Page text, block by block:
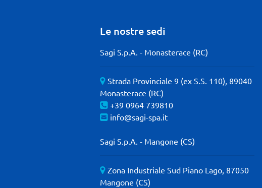
Le nostre sedi
Sagi S.p.A. - Monasterace (RC)
Strada Provinciale 9 (ex S.S. 110), 89040
Monasterace (RC)
+39 0964 739810
info@sagi-spa.it
Sagi S.p.A. - Mangone (CS)
Zona Industriale Sud Piano Lago, 87050
Mangone (CS)